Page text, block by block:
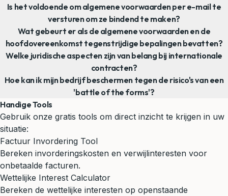
Is het voldoende om algemene voorwaarden per e-mail te
versturen om ze bindend te maken?
Wat gebeurt er als de algemene voorwaarden en de
hoofdovereenkomst tegenstrijdige bepalingen bevatten?
Welke juridische aspecten zijn van belang bij internationale
contracten?
Hoe kan ik mijn bedrijf beschermen tegen de risico's van een
'battle of the forms'?
Handige Tools
Gebruik onze gratis tools om direct inzicht te krijgen in uw
situatie:
Factuur Invordering Tool
Bereken invorderingskosten en verwijlinteresten voor
onbetaalde facturen.
Wettelijke Interest Calculator
Bereken de wettelijke interesten op openstaande